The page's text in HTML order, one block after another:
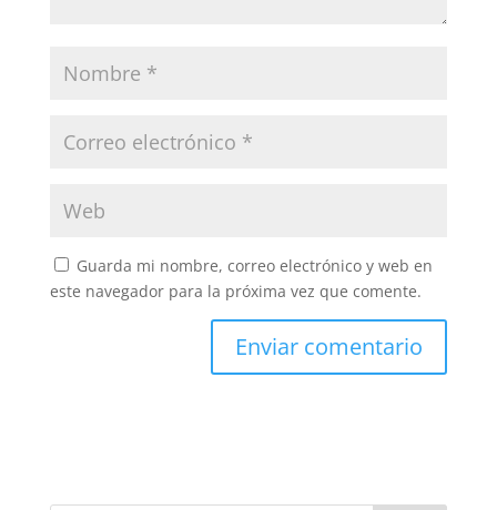
Guarda mi nombre, correo electrónico y web en
este navegador para la próxima vez que comente.